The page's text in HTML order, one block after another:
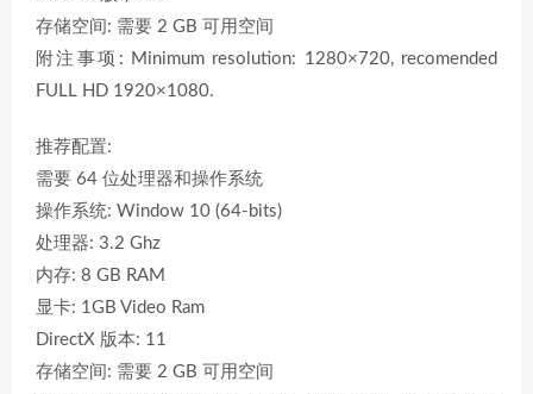
存储空间: 需要 2 GB 可用空间
附注事项: Minimum resolution: 1280×720, recomended
FULL HD 1920×1080.
推荐配置:
需要 64 位处理器和操作系统
操作系统: Window 10 (64-bits)
处理器: 3.2 Ghz
内存: 8 GB RAM
显卡: 1GB Video Ram
DirectX 版本: 11
存储空间: 需要 2 GB 可用空间